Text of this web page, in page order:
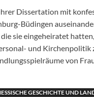
Dissertation mit
Büdingen
sie eingeheiratet
und
von
GESCHICHTE UND